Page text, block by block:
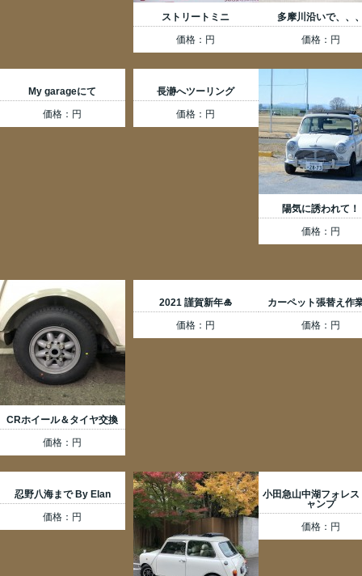
ストリートミニ
価格：円
多摩川沿いで、、
価格：円
My garageにて
価格：円
長瀞へツーリング
価格：円
陽気に誘われて！
価格：円
CRホイール＆タイヤ交換
価格：円
2021 謹賀新年🎍
価格：円
カーペット張替え作
価格：円
忍野八海まで By Elan
価格：円
小田急山中湖フォレス
ャンプ
価格：円